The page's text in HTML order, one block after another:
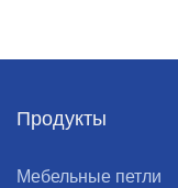
Продукты
Мебельные петли